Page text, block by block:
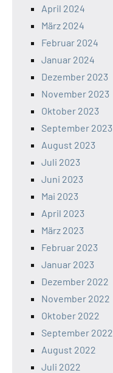
April 2024
März 2024
Februar 2024
Januar 2024
Dezember 2023
November 2023
Oktober 2023
September 2023
August 2023
Juli 2023
Juni 2023
Mai 2023
April 2023
März 2023
Februar 2023
Januar 2023
Dezember 2022
November 2022
Oktober 2022
September 2022
August 2022
Juli 2022